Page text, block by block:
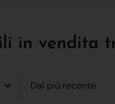
in vendita
Dal più recente